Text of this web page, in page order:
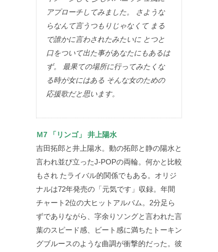
アプローチしてみました。 さような
らなんて言うつもりじゃなくて まる
で誰かに言わされたみたいに とつと
口をついて出た事があなたにもあるは
ず。 最果ての場所に行ってみたくな
る時が女にはある そんな女のための
応援歌だと思います。
Ｍ7 「リンゴ」 井上陽水
吉田拓郎と井上陽水。動の拓郎と静の陽水と
言われ並び立ったJ-POPの両輪。何かと比較
もされ たライバル的関係でもある。オリジ
ナルは72年発売の「元気です」収録。年間
チャート2位の大ヒットアルバム。2分足ら
ずでありながら、字余りソングと言われた言
葉のスピード感、ビート感に満ちたトーキン
グブルースのような曲調が衝撃的だった。彼